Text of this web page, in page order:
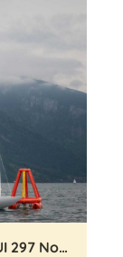
3. Platz für das Schweizerteam SUI 297 Norbert Stadler, Olof Pietzko, Ralph Müntener.